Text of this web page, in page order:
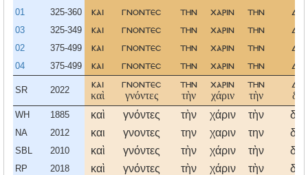
01 325-360 και γνοντεσ την χαριν την
03 325-349 και γνοντεσ την χαριν την
02 375-499 και γνοντεσ την χαριν την
04 375-499 και γνοντεσ την χαριν την
SR 2022
και
καὶ
γνοντεσ
γνόντες
την
τὴν
χαριν
χάριν
την
τὴν
WH 1885 καὶ γνόντες τὴν χάριν τὴν
NA 2012 και γνοντες την χαριν την
SBL 2010 καὶ γνόντες τὴν χάριν τὴν
RP 2018 καὶ γνόντες τὴν χάριν τὴν